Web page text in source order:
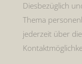
Diesbezüglich
Thema
jederzeit über